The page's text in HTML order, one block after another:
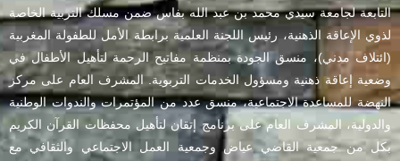
التابعة لجامعة سيدي محمد بن عبد الله بفاس ضمن مسلك التربية الخاصة
لذوي الإعاقة الذهنية، رئيس اللجنة العلمية برابطة الأمل للطفولة المغربية
(ائتلاف مدني)، منسق الجودة بمنظمة مفاتيح الرحمة لتأهيل الأطفال في
وضعية إعاقة ذهنية ومسؤول الخدمات التربوية. المشرف العام على مركز
النهضة للمساعدة الاجتماعية، منسق عدد من المؤتمرات والندوات الوطنية
والدولية، المشرف العام على برنامج إتقان لتأهيل محفظات القرآن الكريم
بكل من جمعية القاضي عياض وجمعية العمل الاجتماعي والثقافي مع